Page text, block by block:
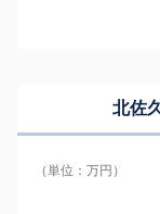
北佐
（単位：万円）